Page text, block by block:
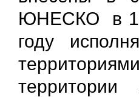
ЮНЕСКО в
году